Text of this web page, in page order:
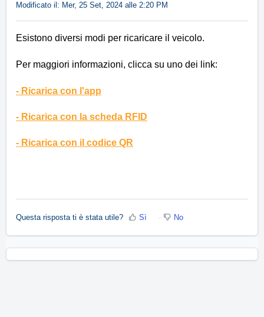
Modificato il: Mer, 25 Set, 2024 alle 2:20 PM
Esistono diversi modi per ricaricare il veicolo.
Per maggiori informazioni, clicca su uno dei link:
- Ricarica con l'app
- Ricarica con la scheda RFID
- Ricarica con il codice QR
Questa risposta ti è stata utile? Sì No